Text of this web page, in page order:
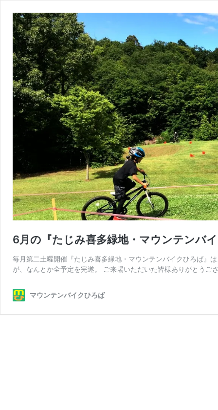
6月の『たじみ喜多緑地・マウンテンバ
毎月第二土曜開催『たじみ喜多緑地・マウンテンバイクひろば』
が、なんとか全予定を完遂。 ご来場いただいた皆様ありがとう
マウンテンバイクひろば